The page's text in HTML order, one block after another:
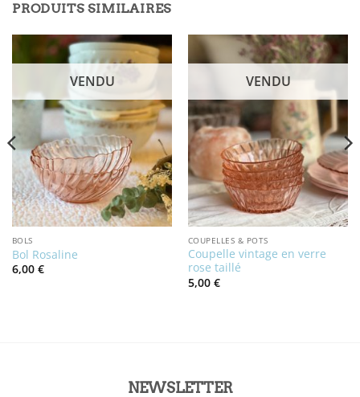
PRODUITS SIMILAIRES
VENDU
BOLS
Bol Rosaline
6,00 €
VENDU
COUPELLES & POTS
Coupelle vintage en verre
rose taillé
5,00 €
NEWSLETTER